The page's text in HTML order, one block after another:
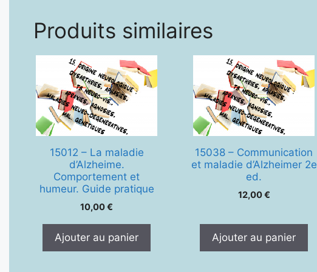
Produits similaires
15012 – La maladie
d’Alzheime.
Comportement et
humeur. Guide pratique
10,00€
Ajouter au panier
15038 – Communication
et maladie d’Alzheimer 2e
ed.
12,00€
Ajouter au panier